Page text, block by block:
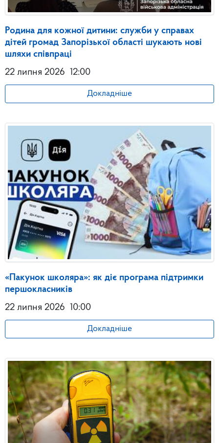
Родина для кожної дитини: служби у справах
дітей громад Запорізької області шукають нові
шляхи співпраці
22 липня 2026
12:00
Докладніше
«Пакунок школяра»: як діє програма підтримки
першокласників
22 липня 2026
10:00
Докладніше